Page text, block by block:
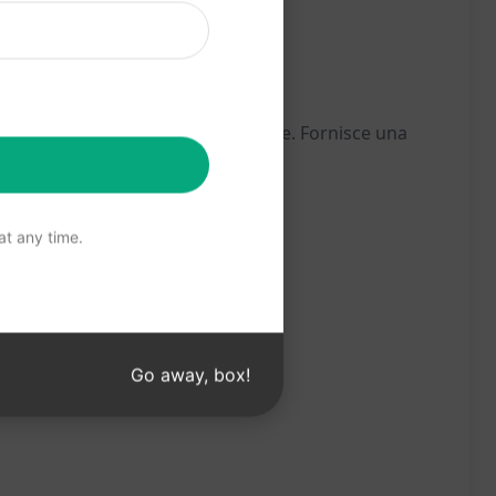
di stallo o blocco mentale. Fornisce una
any time.
Go away, box!